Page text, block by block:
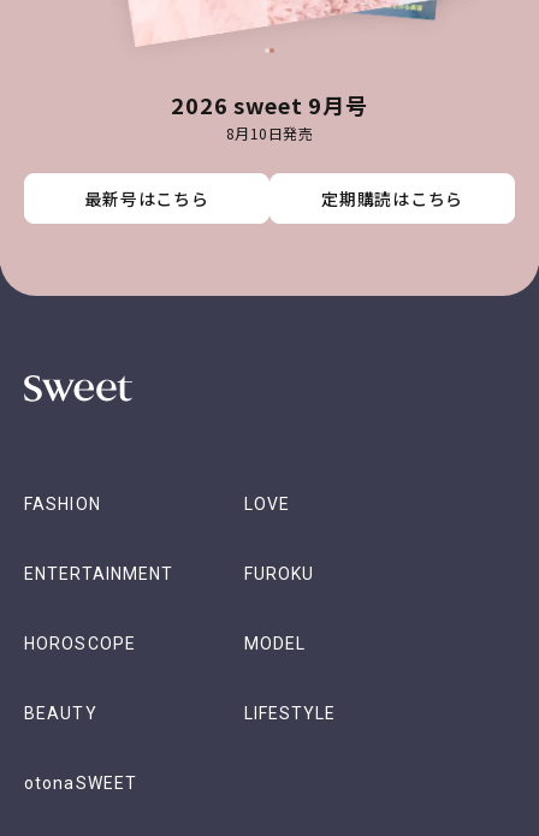
2026 sweet 9月号
8月10日発売
最新号はこちら 定期購読はこちら
最新号はこちら 定期購読はこちら
最新号はこちら 定期購読はこちら
最新号はこちら 定期購読はこちら
FASHION LOVE
ENTERTAINMENT FUROKU
HOROSCOPE MODEL
BEAUTY LIFESTYLE
otonaSWEET